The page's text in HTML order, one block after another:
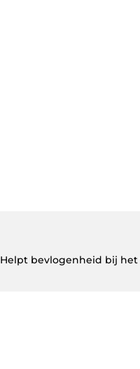
Helpt bevlogenheid bij